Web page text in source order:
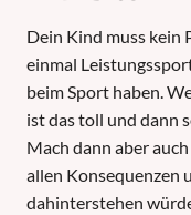
Dein Kind muss kein
einmal
beim Sport haben.
ist das toll und dann
Mach dann aber
allen Konsequenzen
dahinterstehen